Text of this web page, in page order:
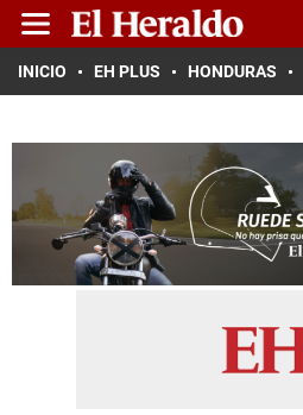
INICIO EH PLUS HONDURAS